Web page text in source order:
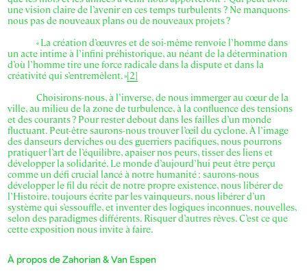
une vision claire de l’avenir en ces temps turbulents ? Ne manquons-
nous pas de nouveaux plans ou de nouveaux projets ?
« La création d’œuvres et de soi-même renvoie l’homme dans
un acte intime à l’infini préhistorique, au néant de la détermination
d’où l’homme tire une force radicale dans la dispute et dans la
créativité qui s’entremêlent. »[2]
Choisirons-nous, à l’inverse, de nous immerger au cœur de la
ville, au milieu de la zone de turbulence, à la confluence des tensions
et des courants ? Pour rester debout dans les failles d’un monde
fluctuant. Peut-être saurons-nous trouver l’œil du cyclone. À l’image
des danseurs derviches ou des guerriers pacifiques, nous pourrons
pratiquer l’art de l’équilibre, apaiser nos peurs, tisser des liens et
développer la solidarité. Le monde d’aujourd’hui peut être perçu
comme un défi crucial lancé à notre humanité : saurons-nous
développer le fil du récit de notre propre existence, nous libérer de
l’Histoire, toujours écrite par les vainqueurs, nous libérer d’un
système qui s’essouffle, et inventer des logiques inconnues, nouvelles,
selon des paradigmes différents. Risquer d’autres rêves. C’est ce que
cette exposition nous invite à faire.
À propos de Zahorian & Van Espen